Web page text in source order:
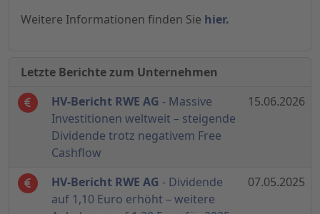
Weitere Informationen finden Sie hier.
Letzte Berichte zum Unternehmen
HV-Bericht RWE AG - Massive
Investitionen weltweit – steigende
Dividende trotz negativem Free
Cashflow
15.06.2026
HV-Bericht RWE AG - Dividende
auf 1,10 Euro erhöht – weitere
07.05.2025